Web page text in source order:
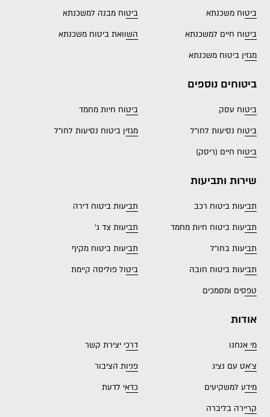
ביטוח משכנתא
ביטוח מבנה למשכנתא
ביטוח חיים למשכנתא
השוואת ביטוח משכנתא
מגזין ביטוח משכנתא
ביטוחים נוספים
ביטוח עסק
ביטוח חיות מחמד
ביטוח נסיעות לחו"ל
מגזין ביטוח נסיעות לחו"ל
ביטוח חיים (ריסק)
שירות ותביעות
תביעות ביטוח רכב
תביעות ביטוח דירה
תביעות ביטוח חיות מחמד
תביעות צד ג'
תביעות בחו"ל
תביעות ביטוח מקיף
תביעות ביטוח חובה
ביטול פוליסה קיימת
טפסים ומסמכים
אודות
מי אנחנו
דרכי יצירת קשר
צ'אט עם נציג
פניות הציבור
מידע למשקיעים
כדאי לדעת
קריירה בליברה